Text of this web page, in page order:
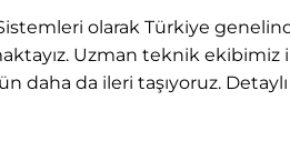
olarak Türkiye
Uzman teknik ekibimiz
daha da ileri taşıyoruz.